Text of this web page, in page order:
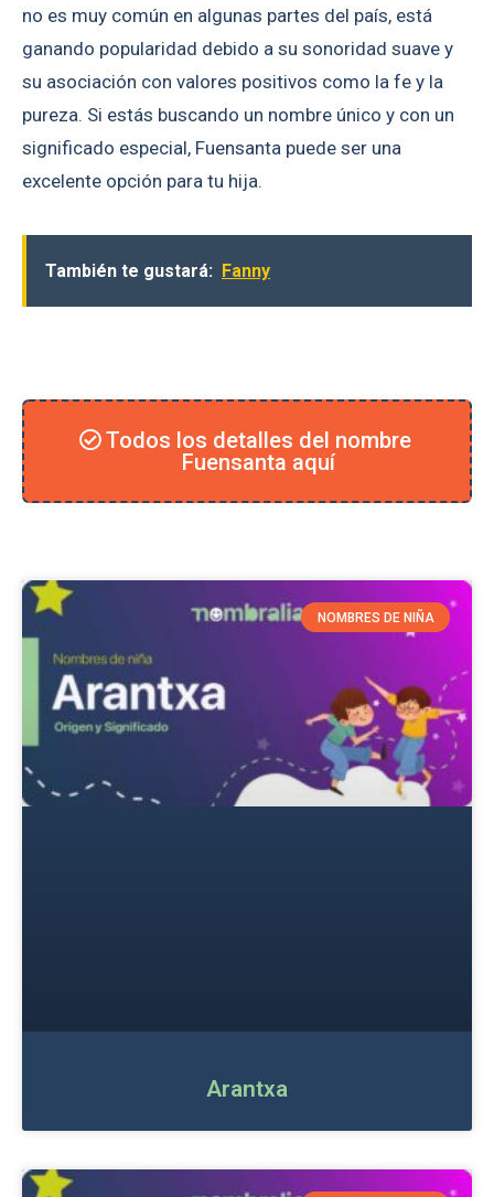
no es muy común en algunas partes del país, está
ganando popularidad debido a su sonoridad suave y
su asociación con valores positivos como la fe y la
pureza. Si estás buscando un nombre único y con un
significado especial, Fuensanta puede ser una
excelente opción para tu hija.
También te gustará: Fanny
Todos los detalles del nombre
Fuensanta aquí
NOMBRES DE NIÑA
Arantxa